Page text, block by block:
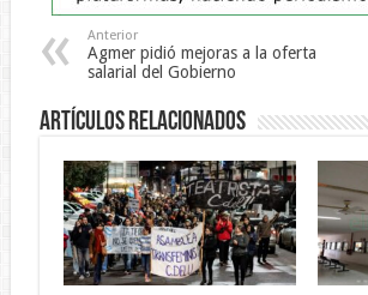
Anterior
Agmer pidió mejoras a la oferta
salarial del Gobierno
Artículos Relacionados